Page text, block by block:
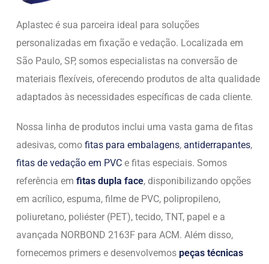
Aplastec é sua parceira ideal para soluções
personalizadas em fixação e vedação. Localizada em
São Paulo, SP, somos especialistas na conversão de
materiais flexíveis, oferecendo produtos de alta qualidade
adaptados às necessidades específicas de cada cliente.
Nossa linha de produtos inclui uma vasta gama de fitas
adesivas, como fitas para embalagens, antiderrapantes,
fitas de vedação em PVC e fitas especiais. Somos
referência em fitas dupla face, disponibilizando opções
em acrílico, espuma, filme de PVC, polipropileno,
poliuretano, poliéster (PET), tecido, TNT, papel e a
avançada NORBOND 2163F para ACM. Além disso,
fornecemos primers e desenvolvemos peças técnicas